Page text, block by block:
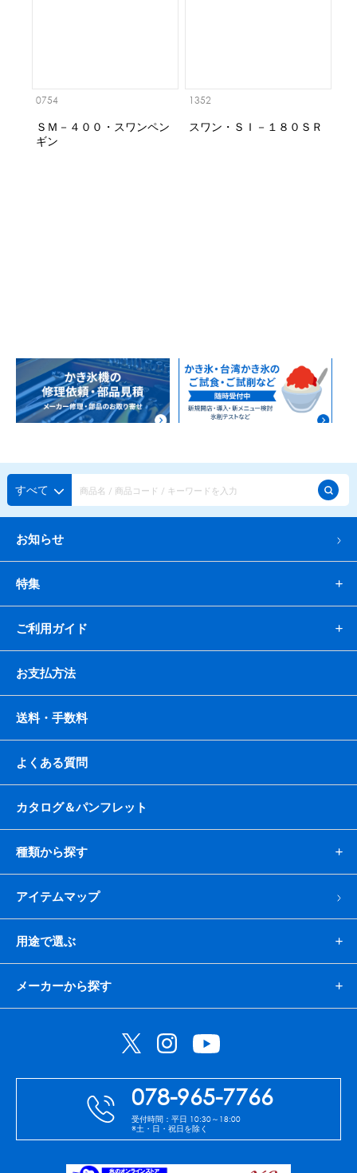
0754
ＳＭ－４００・スワンペン
ギン
1352
スワン・ＳＩ－１８０ＳＲ
すべて
お知らせ
特集
ご利用ガイド
お支払方法
送料・手数料
よくある質問
カタログ＆パンフレット
種類から探す
アイテムマップ
用途で選ぶ
メーカーから探す
078-965-7766
受付時間：平日 10:30～18:00
※土・日・祝日を除く